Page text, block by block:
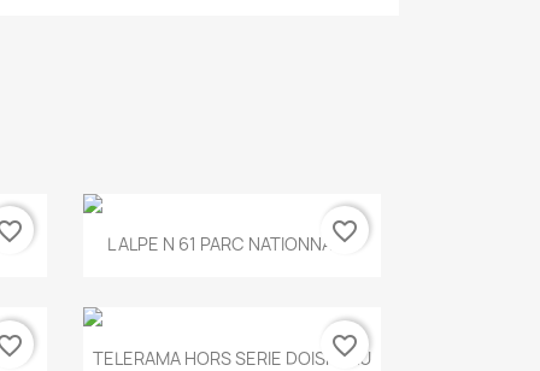
 Aperçu rapide
L ALPE N 61 PARC NATIONNAL...
favorite_border
Aperçu rapide
TELERAMA HORS SERIE DOISNEAU
favorite_border